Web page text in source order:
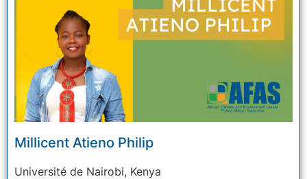
Millicent Atieno Philip
Université de Nairobi, Kenya